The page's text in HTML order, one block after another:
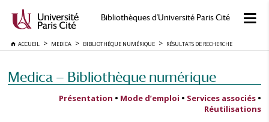
Bibliothèques d'Université Paris Cité
ACCUEIL MEDICA BIBLIOTHÈQUE NUMÉRIQUE RÉSULTATS DE RECHERCHE
Medica — Bibliothèque numérique
Présentation • Mode d’emploi • Services associés •
Réutilisations